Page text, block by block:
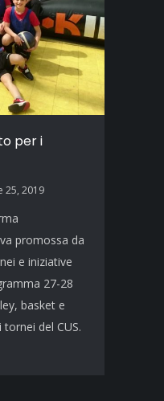
per i
25, 2019
promossa da
e iniziative
27-28
basket e
del CUS.